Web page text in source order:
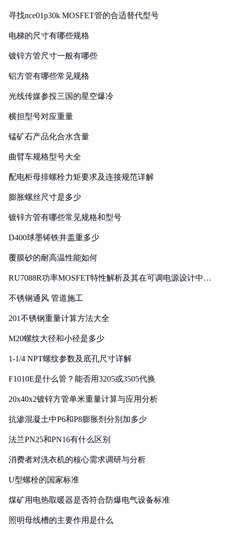
寻找nce01p30k MOSFET管的合适替代型号
电梯的尺寸有哪些规格
镀锌方管尺寸一般有哪些
铝方管有哪些常见规格
光线传媒参投三国的星空爆冷
横担型号对应重量
锰矿石产品化合水含量
曲臂车规格型号大全
配电柜母排螺栓力矩要求及连接规范详解
膨胀螺丝尺寸是多少
镀锌方管有哪些常见规格和型号
D400球墨铸铁井盖重多少
覆膜砂的耐高温性能如何
RU7088R功率MOSFET特性解析及其在可调电源设计中的
不锈钢通风 管道施工
201不锈钢重量计算方法大全
M20螺纹大径和小径是多少
1-1/4 NPT螺纹参数及底孔尺寸详解
F1010E是什么管？能否用3205或3505代换
20x40x2镀锌方管单米重量计算与应用分析
抗渗混凝土中P6和P8膨胀剂分别加多少
法兰PN25和PN16有什么区别
消费者对洗衣机的核心需求调研与分析
U型螺栓的国家标准
煤矿用电热取暖器是否符合防爆电气设备标准
照明母线槽的主要作用是什么